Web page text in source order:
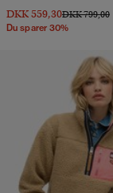
DKK 559,30Pris nedsat fra
DKK 799,00til
Du sparer 30%